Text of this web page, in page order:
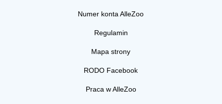
Numer konta AlleZoo
Regulamin
Mapa strony
RODO Facebook
Praca w AlleZoo